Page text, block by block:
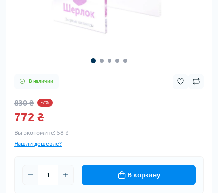
В наличии
830 ₴ -7%
772 ₴
Вы экономите: 58 ₴
Нашли дешевле?
В корзину